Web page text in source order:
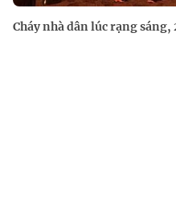
Cháy nhà dân lúc rạng